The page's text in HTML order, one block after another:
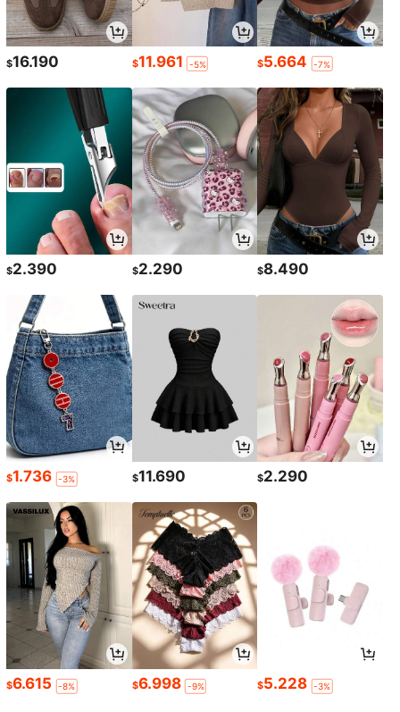
$16.190 $11.961 -5% $5.664 -7%
$2.390 $2.290 $8.490
$1.736 -3% $11.690 $2.290
$6.615 -8% $6.998 -9% $5.228 -3%